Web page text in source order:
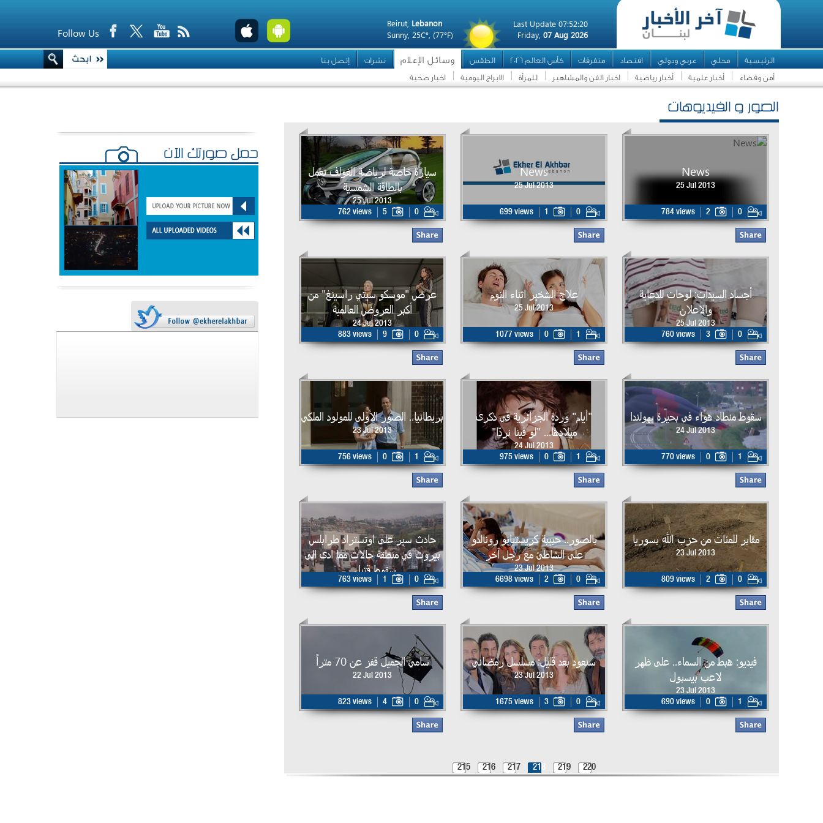
Last Update 07:52:20
Friday, 07 Aug 2026
Beirut, Lebanon
Sunny, 25C°, (77°F)
Follow Us
الرئيسية محلي عربي ودولي اقتصاد متفرقات كأس العالم 2026 الطقس وسائل الإعلام نشرات
إتصل بنا
أمن وقضاء
أخبار علمية أخبار رياضية اخبار الفن والمشاهير للمرأة الابراج اليومية اخبار صحية
الصور و الفيديوهات
News
25 Jul 2013
784 views 2 0
News
25 Jul 2013
699 views 1 0
سيارة خاصة لرياضة الغولف تعمل
بالطاقة الشمسية
25 Jul 2013
762 views
5 0
أجساد السيدات: لوحات للدعاية
والاعلان
25 Jul 2013
760 views
3 0
علاج الشخير اثناء النوم
25 Jul 2013
1077 views 0 1
عرض "موسكو سيتي راسينغ" من
أكبر العروض العالمية
24 Jul 2013
883 views
9 0
سقوط منطاد هواء في بحيرة بهولندا
24 Jul 2013
770 views 0 1
"أيام" وردة الجزائرية في ذكرى
ميلادها... "لو فينا نردّا"
24 Jul 2013
975 views
0 1
بريطانيا.. الصور الأولى للمولود الملكي
23 Jul 2013
756 views 0 1
مقابر للمئات من حزب الله بسوريا
23 Jul 2013
809 views 2 0
بالصور.. حبيبة كريستيانو رونالدو
على الشاطئ مع رجل آخر
23 Jul 2013
6698 views
2 0
حادث سير على اوتستراد طرابلس
بيروت في منطقة حالات مما ادى الى
سقوط قتيل .
23 Jul 2013
763 views 1 0
فيديو: هبط من السماء.. على ظهر
لاعب بيسبول
23 Jul 2013
690 views
0 1
سنعود بعد قليل: مسلسل رمضاني
23 Jul 2013
1675 views 3 0
سامي الجميل قفز عن 70 متراً
22 Jul 2013
823 views 4 0
215 216 217 218 219 220
حمّل صورتك الآن